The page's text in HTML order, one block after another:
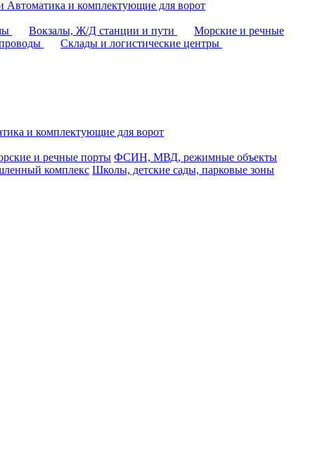
Автоматика и комплектующие для ворот
Вокзалы, Ж/Д станции и пути
Морские и речные
Склады и логистические центры
и комплектующие для ворот
и речные порты ФСИН, МВД, режимные объекты
комплекс Школы, детские сады, парковые зоны